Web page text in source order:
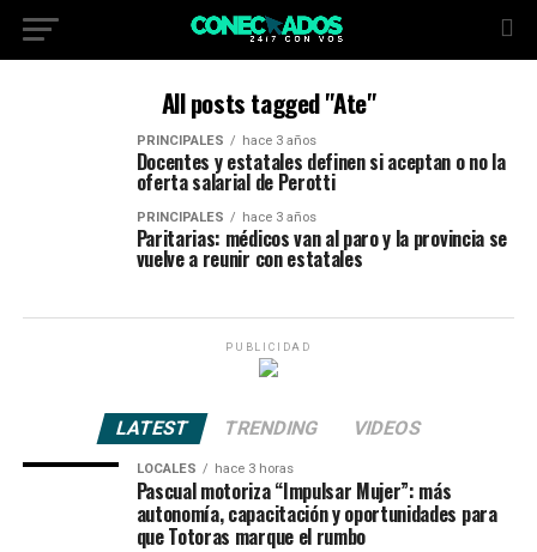
All posts tagged "Ate"
PRINCIPALES hace 3 años
Docentes y estatales definen si aceptan o no la
oferta salarial de Perotti
PRINCIPALES hace 3 años
Paritarias: médicos van al paro y la provincia se
vuelve a reunir con estatales
PUBLICIDAD
LATEST TRENDING VIDEOS
LOCALES hace 3 horas
Pascual motoriza “Impulsar Mujer”: más
autonomía, capacitación y oportunidades para
que Totoras marque el rumbo